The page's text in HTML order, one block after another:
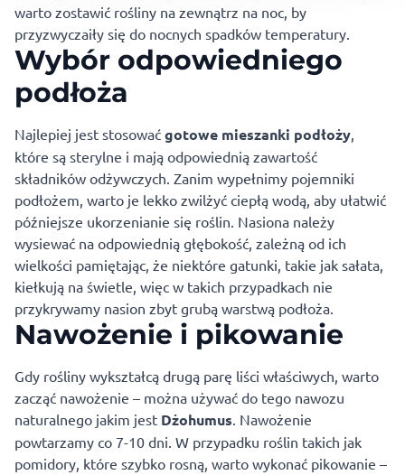
warto zostawić rośliny na zewnątrz na noc, by
przyzwyczaiły się do nocnych spadków temperatury.
Wybór odpowiedniego
podłoża
Najlepiej jest stosować gotowe mieszanki podłoży,
które są sterylne i mają odpowiednią zawartość
składników odżywczych. Zanim wypełnimy pojemniki
podłożem, warto je lekko zwilżyć ciepłą wodą, aby ułatwić
późniejsze ukorzenianie się roślin. Nasiona należy
wysiewać na odpowiednią głębokość, zależną od ich
wielkości pamiętając, że niektóre gatunki, takie jak sałata,
kiełkują na świetle, więc w takich przypadkach nie
przykrywamy nasion zbyt grubą warstwą podłoża.
Nawożenie i pikowanie
Gdy rośliny wykształcą drugą parę liści właściwych, warto
zacząć nawożenie – można używać do tego nawozu
naturalnego jakim jest Dżohumus. Nawożenie
powtarzamy co 7-10 dni. W przypadku roślin takich jak
pomidory, które szybko rosną, warto wykonać pikowanie –